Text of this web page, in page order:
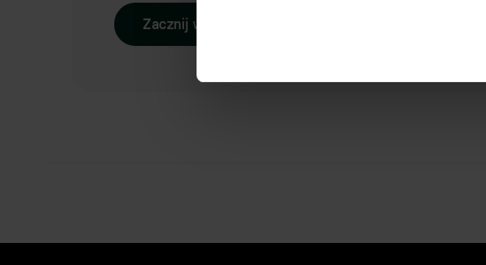
Zacznij współpracę